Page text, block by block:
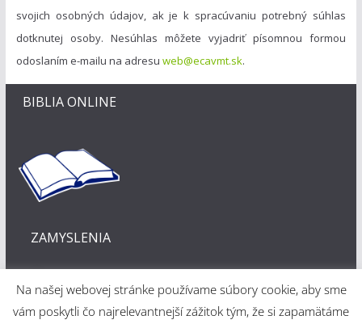
svojich osobných údajov, ak je k spracúvaniu potrebný súhlas
dotknutej osoby. Nesúhlas môžete vyjadriť písomnou formou
odoslaním e-mailu na adresu web@ecavmt.sk.
BIBLIA ONLINE
ZAMYSLENIA
Na našej webovej stránke používame súbory cookie, aby sme
vám poskytli čo najrelevantnejší zážitok tým, že si zapamätáme